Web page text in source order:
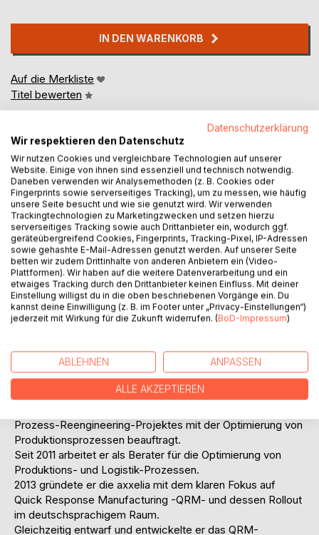
IN DEN WARENKORB
Auf die Merkliste
Titel bewerten
BESCHREIBUNG
Markus Menner besitzt neben seiner Ausbildung als
Fachinformatiker einen Hochschulabschluss in
Betriebswirtschaft.
Seine Karriere begann er in verschiedenen Unternehmen
als Software-Architekt, Entwicklungsleiter und Consultant
im Bereich ERP-Systeme. Dort lernte er unter anderem die
Unternehmen kennen.
Später wechselte er in die Medizintechnik-Branche, wo er
zuletzt für die Entwicklung der Laborautomations-
Produktlinie eines namenhaften Konzerns verantwortlich
Prozess-Reengineering-Projektes mit der Optimierung von
Produktionsprozessen beauftragt.
Seit 2011 arbeitet er als Berater für die Optimierung von
Produktions- und Logistik-Prozessen.
2013 gründete er die axxelia mit dem klaren Fokus auf
Quick Response Manufacturing -QRM- und dessen Rollout
im deutschsprachigem Raum.
Gleichzeitig entwarf und entwickelte er das QRM-
Datenschutzerklärung
Wir respektieren den Datenschutz
Wir nutzen Cookies und vergleichbare Technologien auf unserer
Website. Einige von ihnen sind essenziell und technisch notwendig.
Daneben verwenden wir Analysemethoden (z. B. Cookies oder
Fingerprints sowie serverseitiges Tracking), um zu messen, wie häufig
unsere Seite besucht und wie sie genutzt wird. Wir verwenden
Trackingtechnologien zu Marketingzwecken und setzen hierzu
serverseitiges Tracking sowie auch Drittanbieter ein, wodurch ggf.
geräteübergreifend Cookies, Fingerprints, Tracking-Pixel, IP-Adressen
sowie gehashte E-Mail-Adressen genutzt werden. Auf unserer Seite
betten wir zudem Drittinhalte von anderen Anbietern ein (Video-
Plattformen). Wir haben auf die weitere Datenverarbeitung und ein
etwaiges Tracking durch den Drittanbieter keinen Einfluss. Mit deiner
Einstellung willigst du in die oben beschriebenen Vorgänge ein. Du
kannst deine Einwilligung (z. B. im Footer unter „Privacy-Einstellungen“)
jederzeit mit Wirkung für die Zukunft widerrufen. (BoD-Impressum)
ABLEHNEN ANPASSEN
ALLE AKZEPTIEREN